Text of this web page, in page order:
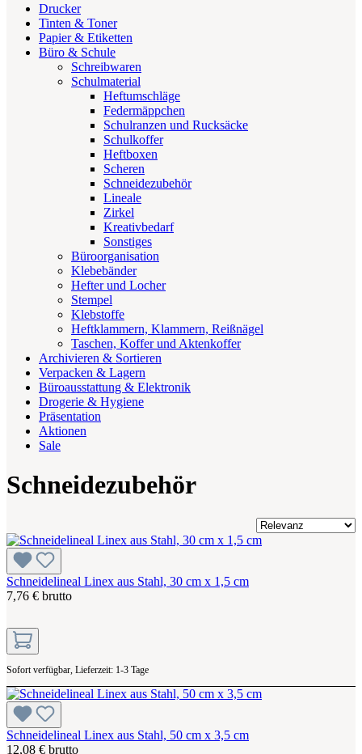
Drucker
Tinten & Toner
Papier & Etiketten
Büro & Schule
Schreibwaren
Schulmaterial
Heftumschläge
Federmäppchen
Schulranzen und Rucksäcke
Schulkoffer
Heftboxen
Scheren
Schneidezubehör
Lineale
Zirkel
Kreativbedarf
Sonstiges
Büroorganisation
Klebebänder
Hefter und Locher
Stempel
Klebstoffe
Heftklammern, Klammern, Reißnägel
Taschen, Koffer und Aktenkoffer
Archivieren & Sortieren
Verpacken & Lagern
Büroausstattung & Elektronik
Drogerie & Hygiene
Präsentation
Aktionen
Sale
Schneidezubehör
Schneidelineal Linex aus Stahl, 30 cm x 1,5 cm
7,76 € brutto
Sofort verfügbar, Lieferzeit: 1-3 Tage
Schneidelineal Linex aus Stahl, 50 cm x 3,5 cm
12,08 € brutto